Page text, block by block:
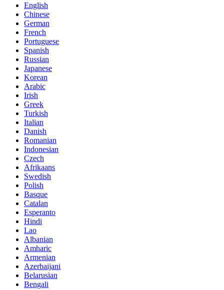
English
Chinese
German
French
Portuguese
Spanish
Russian
Japanese
Korean
Arabic
Irish
Greek
Turkish
Italian
Danish
Romanian
Indonesian
Czech
Afrikaans
Swedish
Polish
Basque
Catalan
Esperanto
Hindi
Lao
Albanian
Amharic
Armenian
Azerbaijani
Belarusian
Bengali